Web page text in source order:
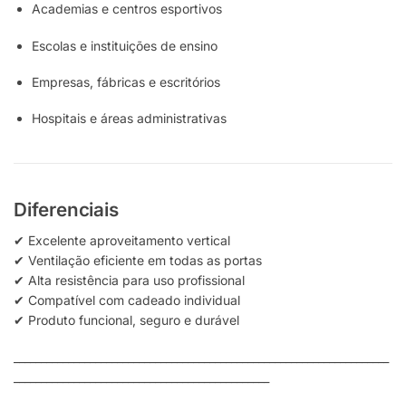
Academias e centros esportivos
Escolas e instituições de ensino
Empresas, fábricas e escritórios
Hospitais e áreas administrativas
Diferenciais
✔ Excelente aproveitamento vertical
✔ Ventilação eficiente em todas as portas
✔ Alta resistência para uso profissional
✔ Compatível com cadeado individual
✔ Produto funcional, seguro e durável